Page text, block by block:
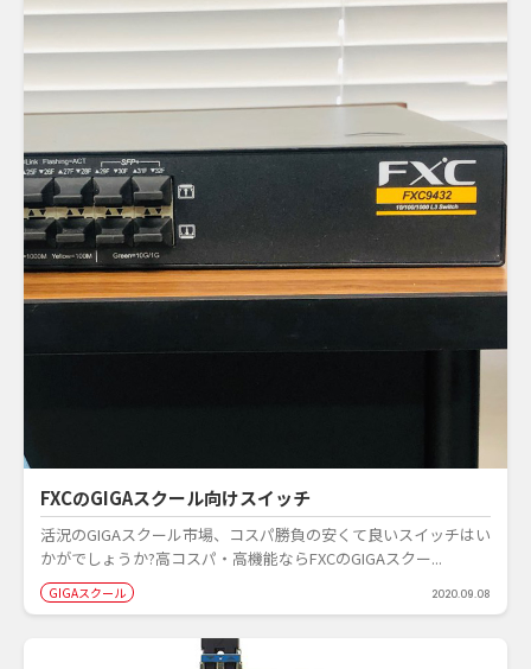
FXCのGIGAスクール向けスイッチ
活況のGIGAスクール市場、コスパ勝負の安くて良いスイッチはい
かがでしょうか?高コスパ・高機能ならFXCのGIGAスクー...
GIGAスクール 2020.09.08